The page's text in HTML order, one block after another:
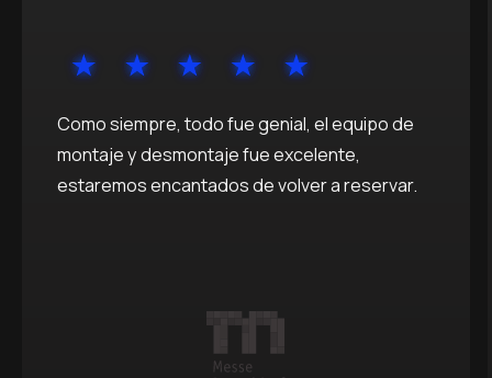
Como siempre, todo fue genial, el equipo de
montaje y desmontaje fue excelente,
estaremos encantados de volver a reservar.